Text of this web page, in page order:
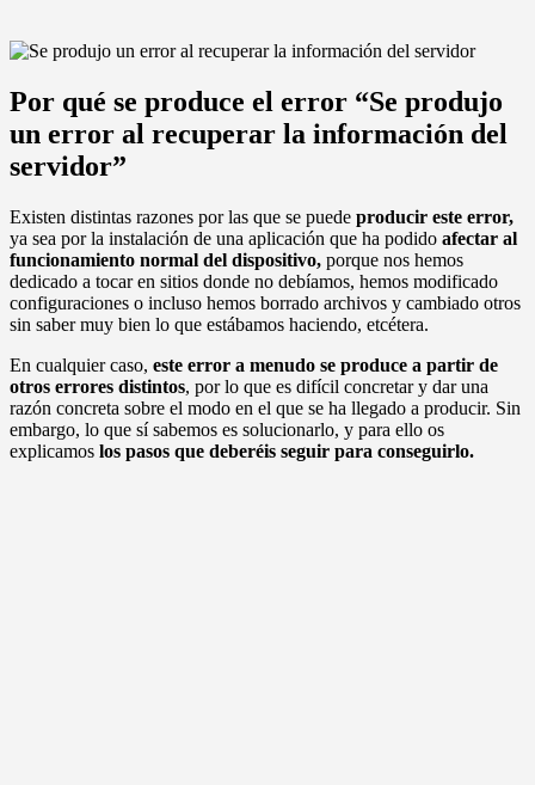
Por qué se produce el error “Se produjo
un error al recuperar la información del
servidor”
Existen distintas razones por las que se puede producir este error,
ya sea por la instalación de una aplicación que ha podido afectar al
funcionamiento normal del dispositivo, porque nos hemos
dedicado a tocar en sitios donde no debíamos, hemos modificado
configuraciones o incluso hemos borrado archivos y cambiado otros
sin saber muy bien lo que estábamos haciendo, etcétera.
En cualquier caso, este error a menudo se produce a partir de
otros errores distintos, por lo que es difícil concretar y dar una
razón concreta sobre el modo en el que se ha llegado a producir. Sin
embargo, lo que sí sabemos es solucionarlo, y para ello os
explicamos los pasos que deberéis seguir para conseguirlo.